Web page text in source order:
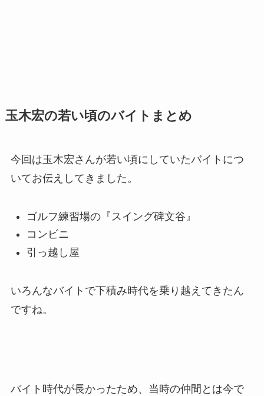
玉木宏の若い頃のバイトまとめ
今回は玉木宏さんが若い頃にしていたバイトにつ
いてお伝えしてきました。
ゴルフ練習場の『スイング碑文谷』
コンビニ
引っ越し屋
いろんなバイトで下積み時代を乗り越えてきたん
ですね。
バイト時代が長かったため、当時の仲間とは今で